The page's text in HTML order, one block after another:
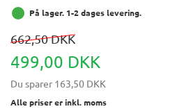
På lager. 1-2 dages levering.
662,50 DKK
499,00 DKK
Du sparer 163,50 DKK
Alle priser er inkl. moms